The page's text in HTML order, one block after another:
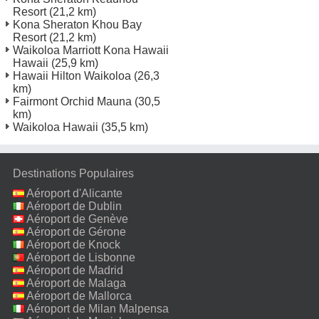
Resort(21,2 km)
Kona Sheraton Khou Bay
Resort(21,2 km)
Waikoloa Marriott Kona Hawaii
Hawaii (25,9 km)
Hawaii Hilton Waikoloa (26,3
km)
Fairmont Orchid Mauna (30,5
km)
Waikoloa Hawaii (35,5 km)
Destinations Populaires
Aéroport d'Alicante
Aéroport de Dublin
Aéroport de Genève
Aéroport de Gérone
Aéroport de Knock
Aéroport de Lisbonne
Aéroport de Madrid
Aéroport de Malaga
Aéroport de Mallorca
Aéroport de Milan Malpensa